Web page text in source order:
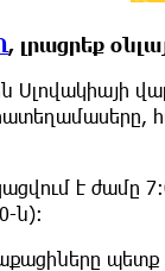
, լրացրեք
Սլովակիայի
է ժամը
ն)։